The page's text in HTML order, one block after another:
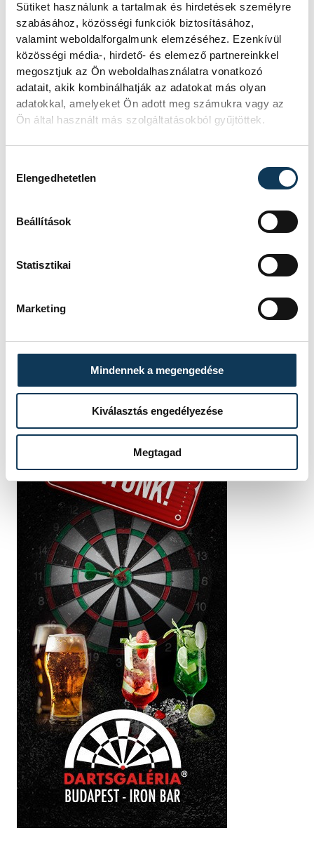
Sütiket használunk a tartalmak és hirdetések személyre
szabásához, közösségi funkciók biztosításához,
valamint weboldalforgalmunk elemzéséhez. Ezenkívül
közösségi média-, hirdető- és elemező partnereinkkel
megosztjuk az Ön weboldalhasználatra vonatkozó
adatait, akik kombinálhatják az adatokat más olyan
adatokkal, amelyeket Ön adott meg számukra vagy az
Ön által használt más szolgáltatásokból gyűjtöttek.
Elengedhetetlen
Beállítások
Statisztikai
Marketing
Mindennek a megengedése
Kiválasztás engedélyezése
Megtagad
kultúra
Művészetek Háza
Muraközy Péter
Áfrány Gábor
Fixir
Kitzinger Gábor